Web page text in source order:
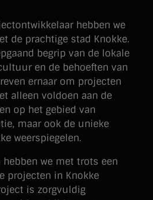
hebben we
de prachtige stad Knokke.
begrip van de lokale
en de behoeften van
ernaar om projecten
alleen voldoen aan de
op het gebied van
maar ook de unieke
weerspiegelen.
hebben we met trots een
projecten in Knokke
is zorgvuldig